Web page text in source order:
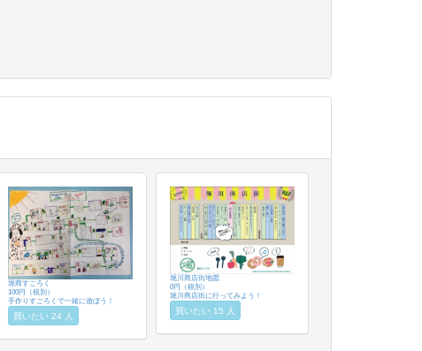
堀商すごろく
100円（税別）
手作りすごろくで一緒に遊ぼう！
買いたい 24 人
堀川商店街地図
0円（税別）
堀川商店街に行ってみよう！
買いたい 15 人